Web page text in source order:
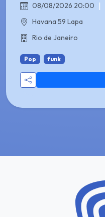
08/08/2026 20:00 |
Havana 59 Lapa
Rio de Janeiro
Pop funk